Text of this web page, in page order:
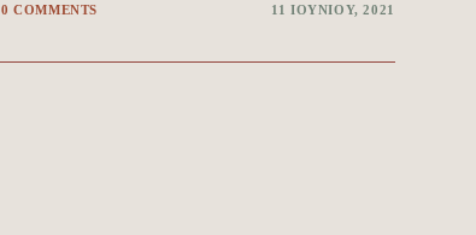
0 COMMENTS 11 ΙΟΥΝΊΟΥ, 2021